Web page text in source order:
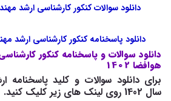
دانلود سوالات کنکور کارشناسی ارشد
دانلود پاسخنامه کنکور کارشناسی ارشد
دانلود سوالات و پاسخنامه کنکور
هوافضا 1402
برای دانلود سوالات و کلید پاسخنامه
سال 1402 روی لینک های زیر کلیک کنید.